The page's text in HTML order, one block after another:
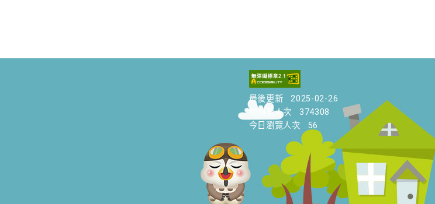
最後更新
2025-02-26
總瀏覽人次
374308
今日瀏覽人次
56